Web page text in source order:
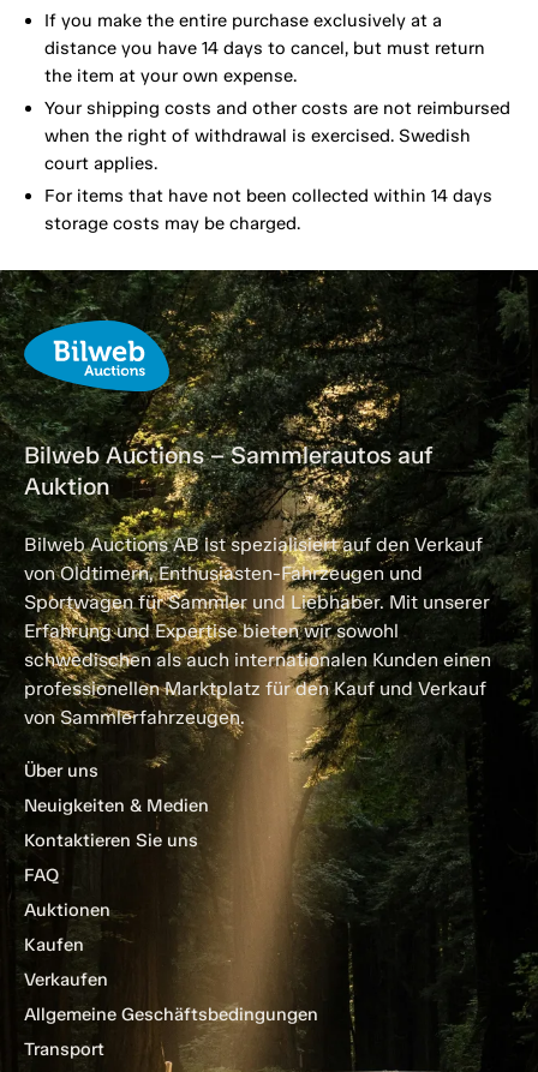
If you make the entire purchase exclusively at a
distance you have 14 days to cancel, but must return
the item at your own expense.
Your shipping costs and other costs are not reimbursed
when the right of withdrawal is exercised. Swedish
court applies.
For items that have not been collected within 14 days
storage costs may be charged.
Bilweb Auctions – Sammlerautos auf
Auktion
Bilweb Auctions AB ist spezialisiert auf den Verkauf
von Oldtimern, Enthusiasten-Fahrzeugen und
Sportwagen für Sammler und Liebhaber. Mit unserer
Erfahrung und Expertise bieten wir sowohl
schwedischen als auch internationalen Kunden einen
professionellen Marktplatz für den Kauf und Verkauf
von Sammlerfahrzeugen.
Über uns
Neuigkeiten & Medien
Kontaktieren Sie uns
FAQ
Auktionen
Kaufen
Verkaufen
Allgemeine Geschäftsbedingungen
Transport